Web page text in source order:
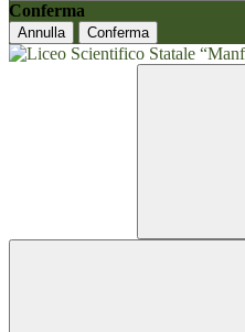
Conferma
Annulla Conferma